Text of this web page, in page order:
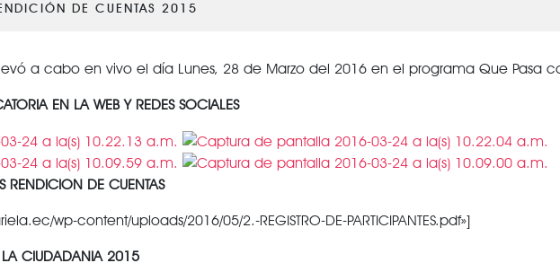
DE CUENTAS 2015
a cabo en vivo el día Lunes, 28 de Marzo del 2016 en el programa Que Pasa
EN LA WEB Y REDES SOCIALES
RENDICION DE CUENTAS
wp-content/uploads/2016/05/2.-REGISTRO-DE-PARTICIPANTES.pdf»]
CIUDADANIA 2015